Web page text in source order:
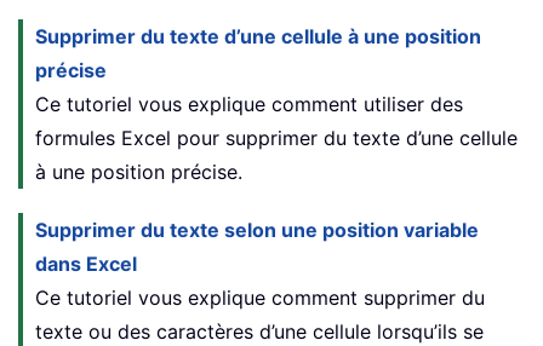
Supprimer du texte d’une cellule à une position
précise
Ce tutoriel vous explique comment utiliser des
formules Excel pour supprimer du texte d’une cellule
à une position précise.
Supprimer du texte selon une position variable
dans Excel
Ce tutoriel vous explique comment supprimer du
texte ou des caractères d’une cellule lorsqu’ils se